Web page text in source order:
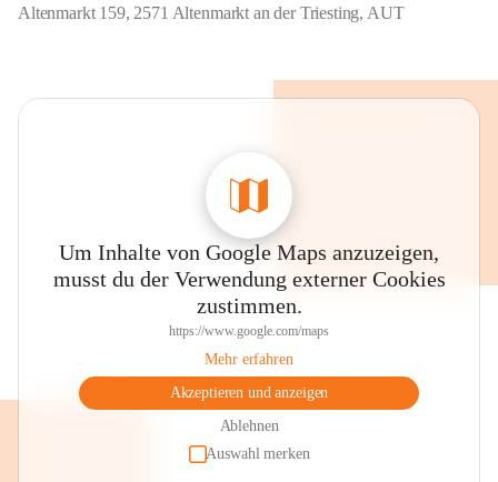
Altenmarkt 159, 2571 Altenmarkt an der Triesting, AUT
Um Inhalte von Google Maps anzuzeigen,
musst du der Verwendung externer Cookies
zustimmen.
https://www.google.com/maps
Mehr erfahren
Akzeptieren und anzeigen
Ablehnen
Auswahl merken